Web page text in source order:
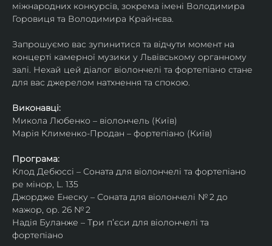
міжнародних конкурсів, зокрема імені Володимира
Горовиця та Володимира Крайнєва.
Запрошуємо вас зупинитися та відчути момент на
концерті камерної музики у Львівському органному
залі. Нехай цей діалог віолончелі та фортепіано стане
для вас джерелом натхнення та спокою.
Виконавці:
Микола Любенко – віолончель (Київ)
Марія Клименко-Продан – фортепіано (Київ)
Програма:
Клод Дебюссі – Соната для віолончелі та фортепіано
ре мінор, L. 135
Джордже Енеску – Соната для віолончелі № 2 до
мажор, ор. 26 № 2
Надія Буланже – Три п’єси для віолончелі та
фортепіано